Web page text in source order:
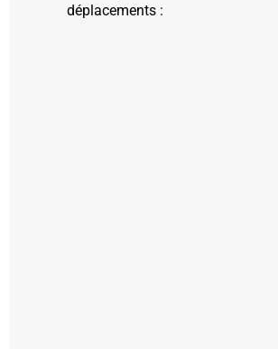
déplacements :